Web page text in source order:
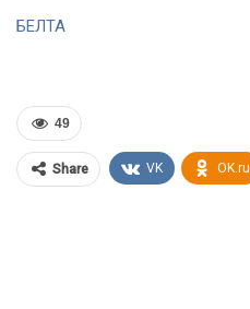
БЕЛТА
49
Share VK OK.ru